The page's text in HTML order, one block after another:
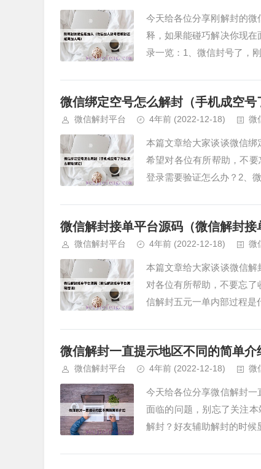
今天给各位分享刚解封的
释，如果能碰巧解决你现在
录一览：1、微信封号了，
微信绑定空号怎么解封（手机成空号
微信解封平台 4年前 (2022-12-18) 微
本篇文章给大家谈谈微信绑
希望对各位有所帮助，不
登录需要验证怎么办？2、
微信解封接单平台源码（微信解封接
微信解封平台 4年前 (2022-12-18) 微
本篇文章给大家谈谈微信
对各位有所帮助，不要忘
信解封五元一单内部过程是
微信解封一直提示地区不同的简单介
微信解封平台 4年前 (2022-12-18) 微
今天给各位分享微信解封
面临的问题，别忘了关注
解封？好友辅助解封的时候